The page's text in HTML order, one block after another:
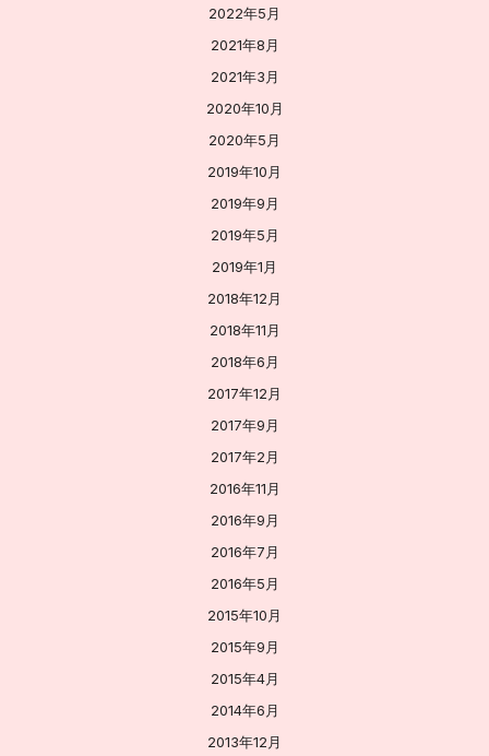
2022年5月
2021年8月
2021年3月
2020年10月
2020年5月
2019年10月
2019年9月
2019年5月
2019年1月
2018年12月
2018年11月
2018年6月
2017年12月
2017年9月
2017年2月
2016年11月
2016年9月
2016年7月
2016年5月
2015年10月
2015年9月
2015年4月
2014年6月
2013年12月